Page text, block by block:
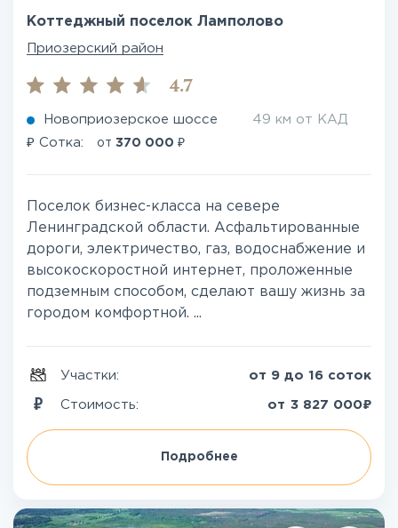
Коттеджный поселок Ламполово
Приозерский район
4.7
Новоприозерское шоссе 49 км от КАД
₽ Сотка: от 370 000 ₽
Поселок бизнес-класса на севере
Ленинградской области. Асфальтированные
дороги, электричество, газ, водоснабжение и
высокоскоростной интернет, проложенные
подземным способом, сделают вашу жизнь за
городом комфортной. ...
Участки: от 9 до 16 соток
Стоимость: от 3 827 000₽
Подробнее